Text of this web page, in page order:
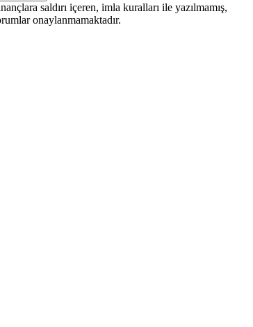
saldırı içeren, imla kuralları ile yazılmamış,
onaylanmamaktadır.